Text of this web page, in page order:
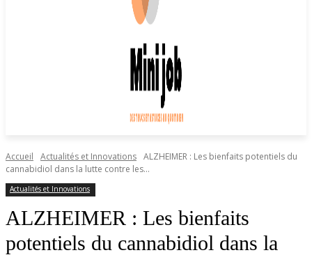
Accueil Actualités et Innovations ALZHEIMER : Les bienfaits potentiels du
cannabidiol dans la lutte contre les...
Actualités et Innovations
ALZHEIMER : Les bienfaits
potentiels du cannabidiol dans la